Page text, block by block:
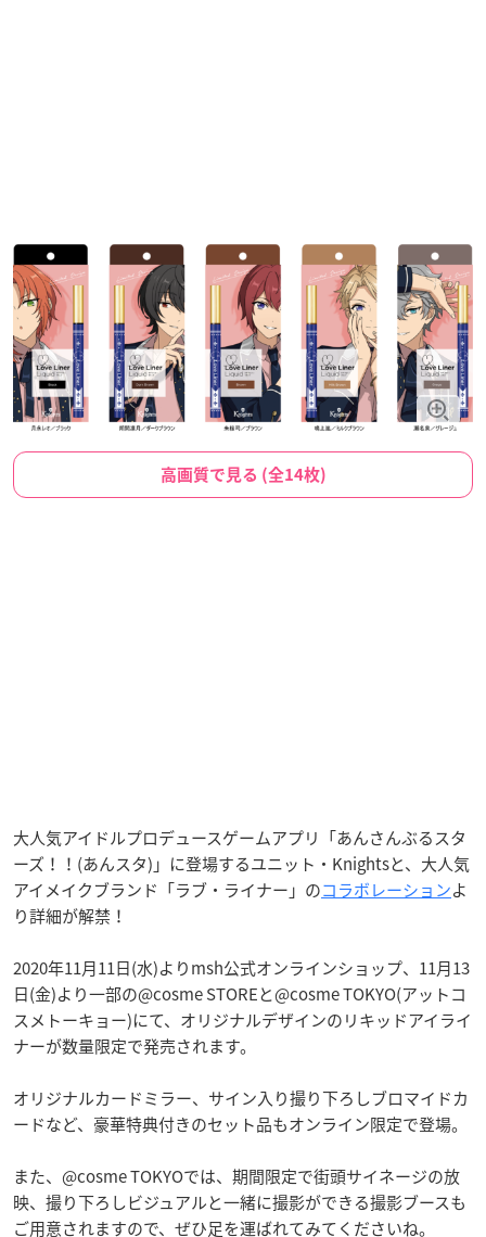
高画質で見る (全14枚)
大人気アイドルプロデュースゲームアプリ「あんさんぶるスタ
ーズ！！(あんスタ)」に登場するユニット・Knightsと、大人気
アイメイクブランド「ラブ・ライナー」のコラボレーションよ
り詳細が解禁！
2020年11月11日(水)よりmsh公式オンラインショップ、11月13
日(金)より一部の@cosme STOREと@cosme TOKYO(アットコ
スメトーキョー)にて、オリジナルデザインのリキッドアイライ
ナーが数量限定で発売されます。
オリジナルカードミラー、サイン入り撮り下ろしブロマイドカ
ードなど、豪華特典付きのセット品もオンライン限定で登場。
また、@cosme TOKYOでは、期間限定で街頭サイネージの放
映、撮り下ろしビジュアルと一緒に撮影ができる撮影ブースも
ご用意されますので、ぜひ足を運ばれてみてくださいね。